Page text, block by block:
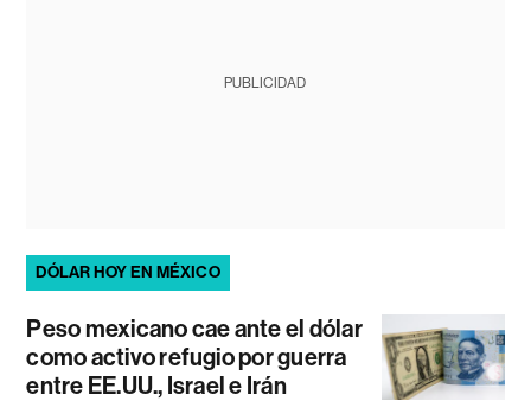
PUBLICIDAD
DÓLAR HOY EN MÉXICO
Peso mexicano cae ante el dólar
como activo refugio por guerra
entre EE.UU., Israel e Irán